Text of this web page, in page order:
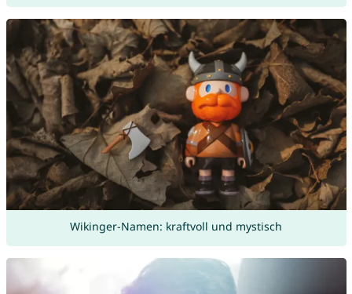
Wikinger-Namen: kraftvoll und mystisch